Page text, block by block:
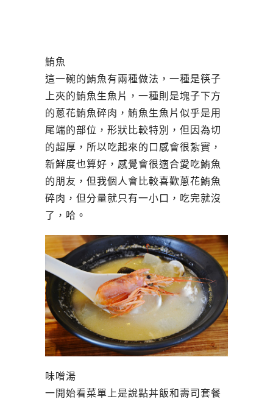
鮪魚
這一碗的鮪魚有兩種做法，一種是筷子
上夾的鮪魚生魚片，一種則是塊子下方
的蔥花鮪魚碎肉，鮪魚生魚片似乎是用
尾端的部位，形狀比較特別，但因為切
的超厚，所以吃起來的口感會很紮實，
新鮮度也算好，感覺會很適合愛吃鮪魚
的朋友，但我個人會比較喜歡蔥花鮪魚
碎肉，但分量就只有一小口，吃完就沒
了，哈。
味噌湯
一開始看菜單上是說點丼飯和壽司套餐